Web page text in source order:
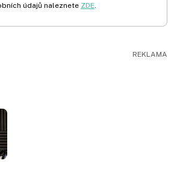
údajů naleznete ZDE